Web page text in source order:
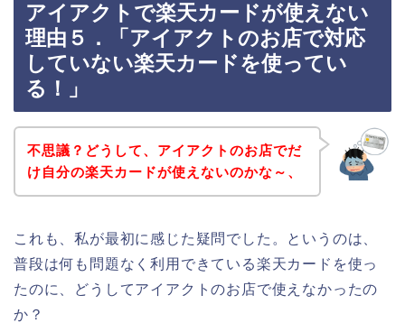
アイアクトで楽天カードが使えない
理由５．「アイアクトのお店で対応
していない楽天カードを使ってい
る！」
不思議？どうして、アイアクトのお店でだ
け自分の楽天カードが使えないのかな～、
これも、私が最初に感じた疑問でした。というのは、
普段は何も問題なく利用できている楽天カードを使っ
たのに、どうしてアイアクトのお店で使えなかったの
か？